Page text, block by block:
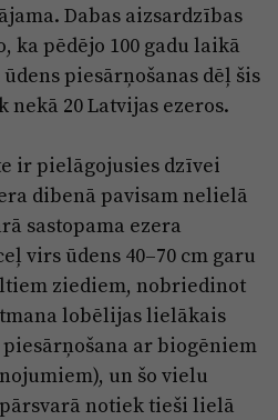
Lietošanas noteikumi
Pārredzamības paziņojumi
Sludinājumi
Dabas aizsardzības
ka pēdējo 100 gadu laikā
piesārņošanas dēļ šis
nekā 20 Latvijas ezeros.
ir pielāgojusies dzīvei
dibenā pavisam nelielā
sastopama ezera
virs ūdens 40–70 cm garu
ziediem, nobriedinot
lobēlijas lielākais
ar biogēniem
un šo vielu
notiek tieši lielā